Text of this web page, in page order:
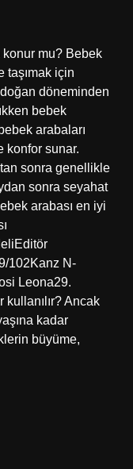
konur mu? Bebek
taşımak için
döneminden
bebek
arabaları
konfor sunar.
sonra genellikle
sonra seyahat
arabası en iyi
102Kanz N-
Leona29.
Ancak
kadar
büyüme,